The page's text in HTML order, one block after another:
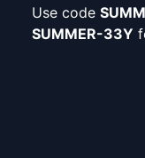
Use code
SUMMER-33Y